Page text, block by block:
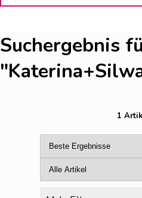
Suchergebnis
1